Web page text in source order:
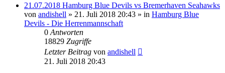
21.07.2018 Hamburg Blue Devils vs Bremerhaven Seahawks
von andishell » 21. Juli 2018 20:43 » in Hamburg Blue
Devils - Die Herrenmannschaft
0 Antworten
18829 Zugriffe
Letzter Beitrag von andishell
21. Juli 2018 20:43